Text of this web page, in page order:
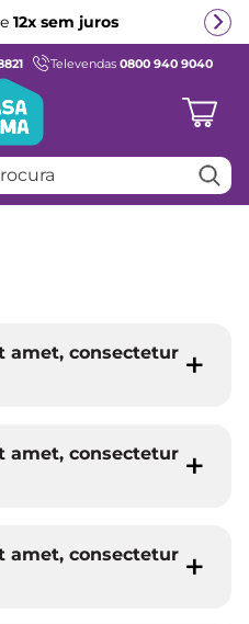
12x sem juros
Televendas 0800 940 9040
amet, consectetur
amet, consectetur
amet, consectetur